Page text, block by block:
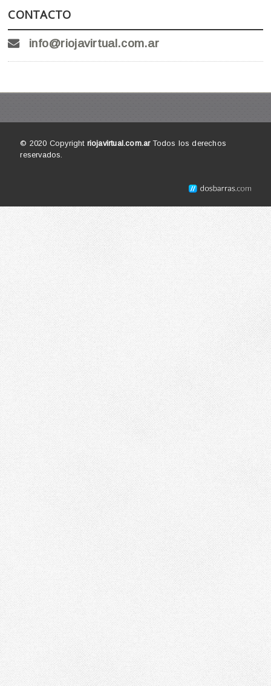
CONTACTO
info@riojavirtual.com.ar
© 2020 Copyright riojavirtual.com.arTodos los derechos
reservados.